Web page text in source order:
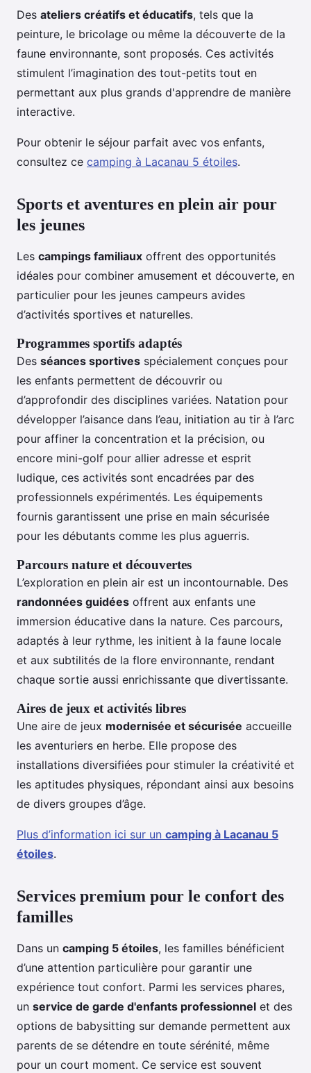
Des ateliers créatifs et éducatifs, tels que la
peinture, le bricolage ou même la découverte de la
faune environnante, sont proposés. Ces activités
stimulent l’imagination des tout-petits tout en
permettant aux plus grands d'apprendre de manière
interactive.
Pour obtenir le séjour parfait avec vos enfants,
consultez ce camping à Lacanau 5 étoiles.
Sports et aventures en plein air pour
les jeunes
Les campings familiaux offrent des opportunités
idéales pour combiner amusement et découverte, en
particulier pour les jeunes campeurs avides
d’activités sportives et naturelles.
Programmes sportifs adaptés
Des séances sportives spécialement conçues pour
les enfants permettent de découvrir ou
d’approfondir des disciplines variées. Natation pour
développer l’aisance dans l’eau, initiation au tir à l’arc
pour affiner la concentration et la précision, ou
encore mini-golf pour allier adresse et esprit
ludique, ces activités sont encadrées par des
professionnels expérimentés. Les équipements
fournis garantissent une prise en main sécurisée
pour les débutants comme les plus aguerris.
Parcours nature et découvertes
L’exploration en plein air est un incontournable. Des
randonnées guidées offrent aux enfants une
immersion éducative dans la nature. Ces parcours,
adaptés à leur rythme, les initient à la faune locale
et aux subtilités de la flore environnante, rendant
chaque sortie aussi enrichissante que divertissante.
Aires de jeux et activités libres
Une aire de jeux modernisée et sécurisée accueille
les aventuriers en herbe. Elle propose des
installations diversifiées pour stimuler la créativité et
les aptitudes physiques, répondant ainsi aux besoins
de divers groupes d’âge.
Plus d’information ici sur un camping à Lacanau 5
étoiles.
Services premium pour le confort des
familles
Dans un camping 5 étoiles, les familles bénéficient
d’une attention particulière pour garantir une
expérience tout confort. Parmi les services phares,
un service de garde d'enfants professionnel et des
options de babysitting sur demande permettent aux
parents de se détendre en toute sérénité, même
pour un court moment. Ce service est souvent